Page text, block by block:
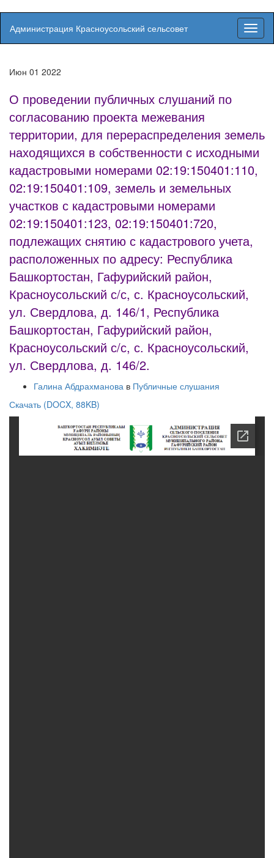
Вкл/
выкл
Администрация Красноусольский сельсовет
Июн 01 2022
О проведении публичных слушаний по
согласованию проекта межевания
территории, для перераспределения земель
находящихся в собственности с исходными
кадастровыми номерами 02:19:150401:110,
02:19:150401:109, земель и земельных
участков с кадастровыми номерами
02:19:150401:123, 02:19:150401:720,
подлежащих снятию с кадастрового учета,
расположенных по адресу: Республика
Башкортостан, Гафурийский район,
Красноусольский с/с, с. Красноусольский,
ул. Свердлова, д. 146/1, Республика
Башкортостан, Гафурийский район,
Красноусольский с/с, с. Красноусольский,
ул. Свердлова, д. 146/2.
Галина Абдрахманова в Публичные слушания
Скачать (DOCX, 88KB)